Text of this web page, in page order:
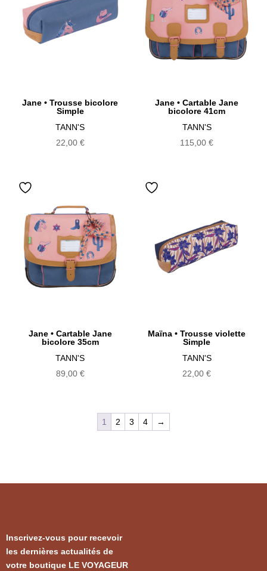
Jane • Trousse bicolore
Simple
TANN'S
22,00 €
Jane • Cartable Jane
bicolore 41cm
TANN'S
115,00€
Jane • Cartable Jane
bicolore 35cm
TANN'S
89,00 €
Maïna • Trousse violette
Simple
TANN'S
22,00€
1 2 3 4 →
Inscrivez-vous pour recevoir
les dernières actualités de
votre boutique LE VOYAGEUR